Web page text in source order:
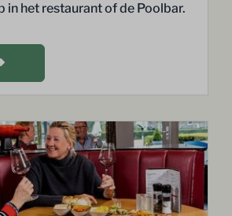
in het restaurant of de Poolbar.